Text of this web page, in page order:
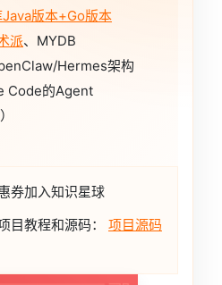
版本+Go版本
派、MYDB
Hermes架构
Code的Agent
券加入知识星球
目教程和源码： 项目源码